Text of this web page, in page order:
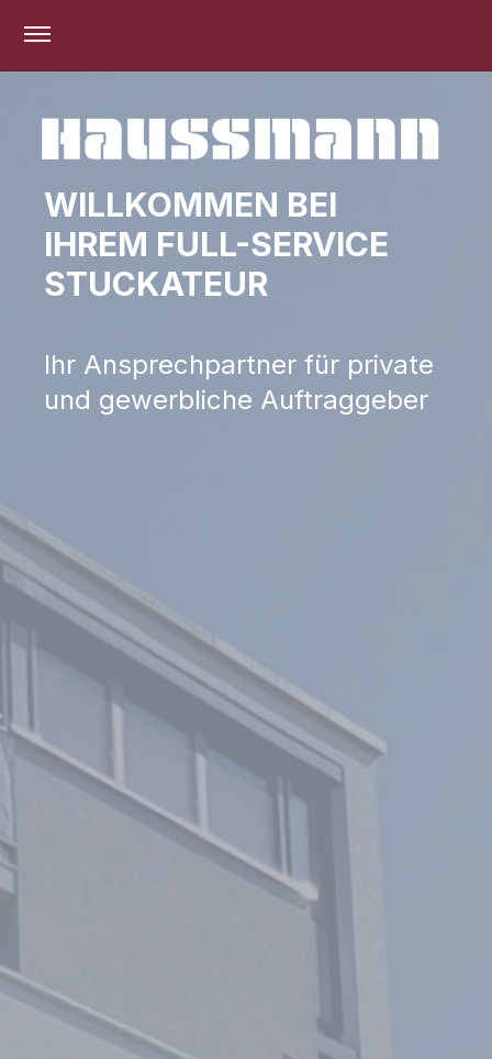
open navigation menu
STARTE JETZT DEINE
KARRIERE BEI UNS!
Mitarbeiter. Beginn ab sofort
möglich!